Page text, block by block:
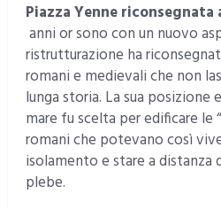
Piazza Yenne
anni or sono con un nuovo
ristrutturazione ha
romani e medievali che non
lunga storia. La sua
mare fu scelta per edificare le
romani che potevano così
isolamento e stare a distanza
plebe.